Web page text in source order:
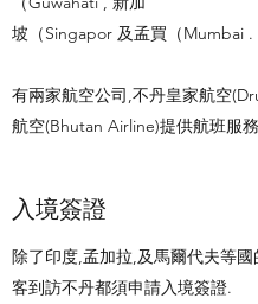
坡（Singapor 及孟買（Mumbai .
有兩家航空公司,不丹皇家航空
航空(Bhutan Airline)提供航班服
入境簽證
除了印度,孟加拉,及馬爾代夫等
客到訪不丹都須申請入境簽證.